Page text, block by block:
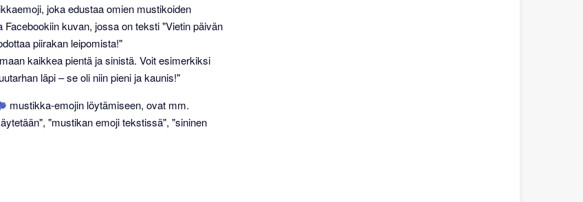
joka edustaa omien mustikoiden
kuvan, jossa on teksti "Vietin päivän
piirakan leipomista!"
kaikkea pientä ja sinistä. Voit esimerkiksi
läpi – se oli niin pieni ja kaunis!"
mustikka-emojin löytämiseen, ovat mm.
"mustikan emoji tekstissä", "sininen